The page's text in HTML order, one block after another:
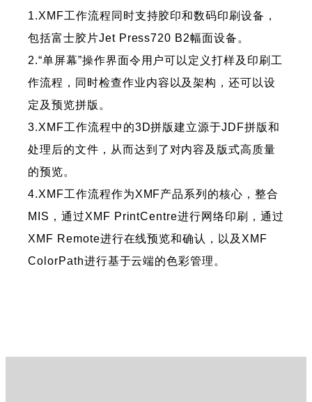
1.XMF工作流程同时支持胶印和数码印刷设备，
包括富士胶片Jet Press720 B2幅面设备。
2.“单屏幕”操作界面令用户可以定义打样及印刷工
作流程，同时检查作业内容以及架构，还可以设
定及预览拼版。
3.XMF工作流程中的3D拼版建立源于JDF拼版和
处理后的文件，从而达到了对内容及版式高质量
的预览。
4.XMF工作流程作为XMF产品系列的核心，整合
MIS，通过XMF PrintCentre进行网络印刷，通过
XMF Remote进行在线预览和确认，以及XMF
ColorPath进行基于云端的色彩管理。